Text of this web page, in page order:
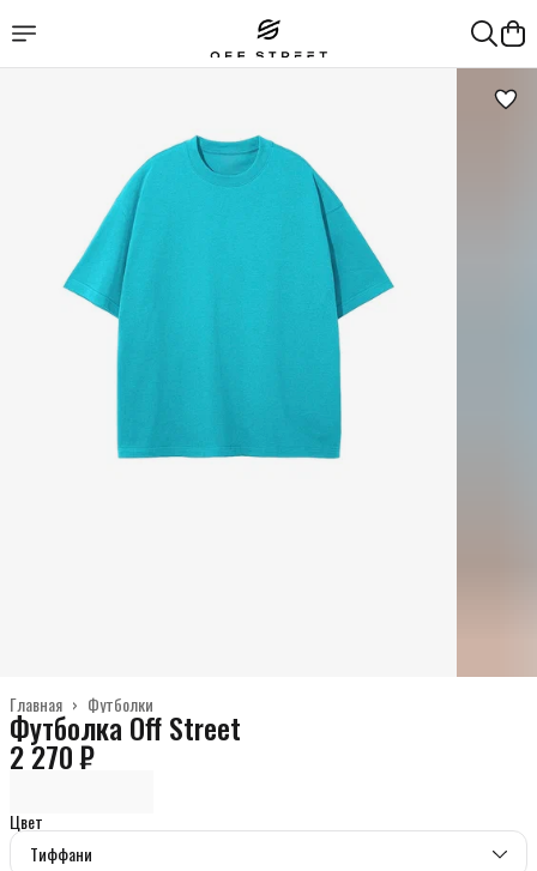
Футболки
Главная ›
Футболка Off Street
2 270 ₽
Цвет
Тиффани